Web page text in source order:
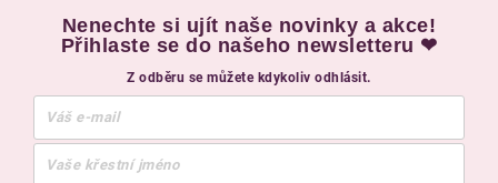
Nenechte si ujít naše novinky a akce!
Přihlaste se do našeho newsletteru ❤
Z odběru se můžete kdykoliv odhlásit.